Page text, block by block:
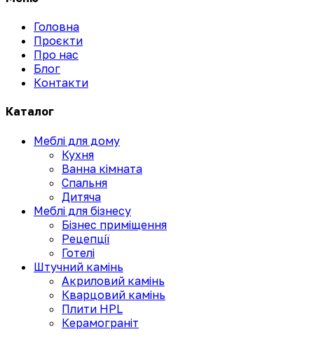
Головна
Проєкти
Про нас
Блог
Контакти
Каталог
Меблі для дому
Кухня
Ванна кімната
Спальня
Дитяча
Меблі для бізнесу
Бізнес приміщення
Рецепції
Готелі
Штучний камінь
Акриловий камінь
Кварцовий камінь
Плити HPL
Керамограніт